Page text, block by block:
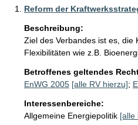
Reform der
Beschreibung:
Ziel des Verbandes ist es,
Flexibilitäten wie z.B.
Betroffenes geltendes
EnWG 2005 [alle RV hierzu];
Interessenbereiche:
Allgemeine Energiepolitik [alle